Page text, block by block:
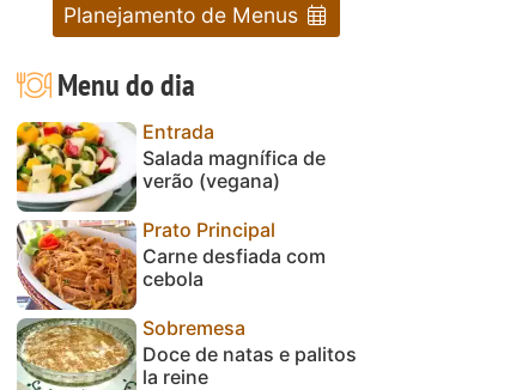
Planejamento de Menus
Menu do dia
Entrada
Salada magnífica de
verão (vegana)
Prato Principal
Carne desfiada com
cebola
Sobremesa
Doce de natas e palitos
la reine